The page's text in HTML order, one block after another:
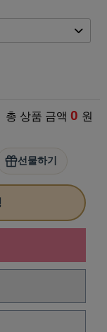
총 상품 금액 0 원
선물하기